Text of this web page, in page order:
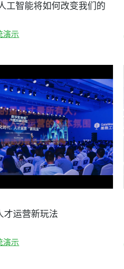
工智能将如何改变我们的
演示
才运营新玩法
演示